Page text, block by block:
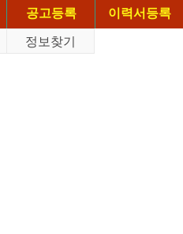
공고등록
이력서등록
정보찾기